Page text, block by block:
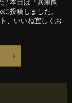
? 本日は『兵庫陶
投稿しました。
、いいね宜しくお